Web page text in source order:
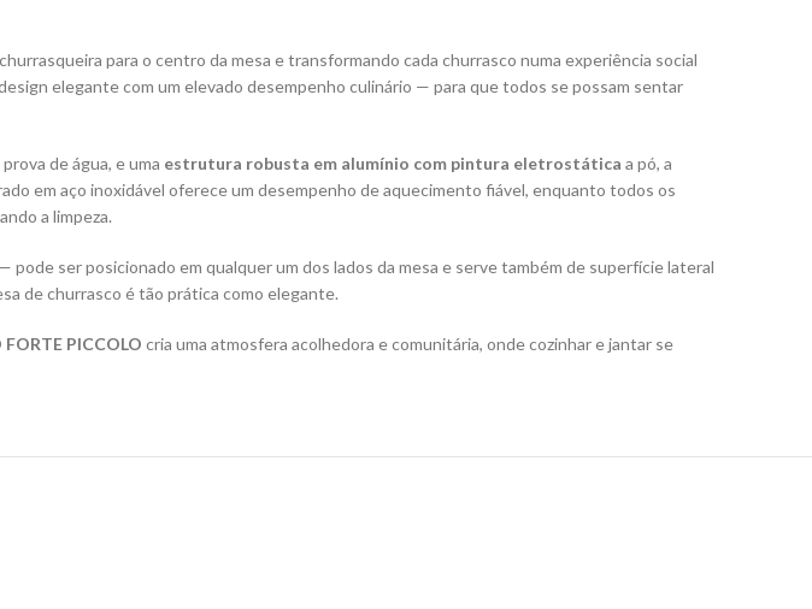
para o centro da mesa e transformando cada churrasco numa experiência social
elegante com um elevado desempenho culinário — para que todos se possam sentar
de água, e uma estrutura robusta em alumínio com pintura eletrostática a pó, a
em aço inoxidável oferece um desempenho de aquecimento fiável, enquanto todos os
a limpeza.
ser posicionado em qualquer um dos lados da mesa e serve também de superfície lateral
de churrasco é tão prática como elegante.
FORTE PICCOLO cria uma atmosfera acolhedora e comunitária, onde cozinhar e jantar se